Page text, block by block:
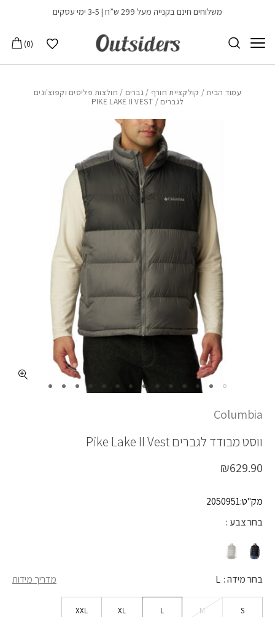
Skip to Contentמשלוחים חינם בקנייה מעל 299 ש”ח | 3-5 ימי עסקים
הרשימה שלי
0
עמוד הבית/ קולקציית חורף / גברים / חולצות פליסים וקפוצ'ונים
לגברים / PIKE LAKE II VEST
Columbia
ווסט מבודד לגבריםPike Lake II Vest
₪629.90
מק"ט:2050951
בחר צבע
בחר מידה מדריך מידות L
S
M
L
XL
XXL